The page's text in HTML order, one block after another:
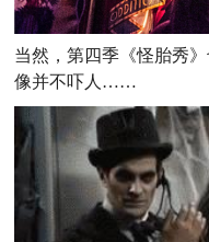
当然，第四季《怪胎秀
像并不吓人……